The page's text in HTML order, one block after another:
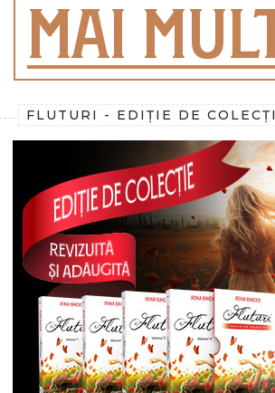
FLUTURI - EDIȚIE DE